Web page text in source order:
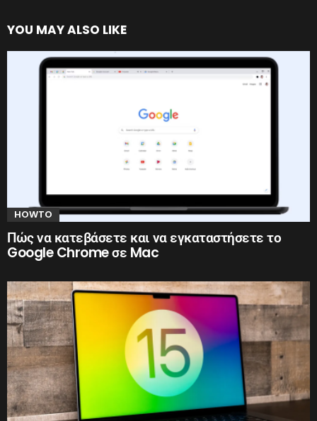
YOU MAY ALSO LIKE
HOWTO
Πώς να κατεβάσετε και να εγκαταστήσετε το
Google Chrome σε Mac